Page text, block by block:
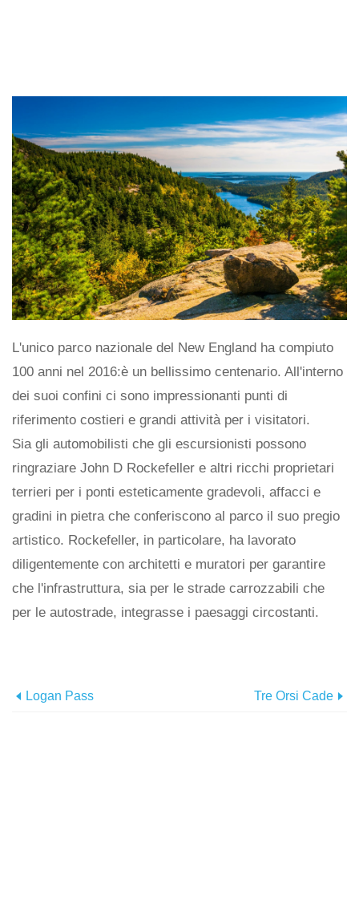
L'unico parco nazionale del New England ha compiuto
100 anni nel 2016:è un bellissimo centenario. All'interno
dei suoi confini ci sono impressionanti punti di
riferimento costieri e grandi attività per i visitatori.
Sia gli automobilisti che gli escursionisti possono
ringraziare John D Rockefeller e altri ricchi proprietari
terrieri per i ponti esteticamente gradevoli, affacci e
gradini in pietra che conferiscono al parco il suo pregio
artistico. Rockefeller, in particolare, ha lavorato
diligentemente con architetti e muratori per garantire
che l'infrastruttura, sia per le strade carrozzabili che
per le autostrade, integrasse i paesaggi circostanti.
Logan Pass Tre Orsi Cade